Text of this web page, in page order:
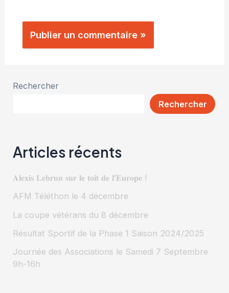
Rechercher
Rechercher
Articles récents
𝐀𝐥𝐞𝐱𝐢𝐬 𝐋𝐞𝐛𝐫𝐮𝐧 𝐬𝐮𝐫 𝐥𝐞 𝐭𝐨𝐢𝐭 𝐝𝐞 𝐥’𝐄𝐮𝐫𝐨𝐩𝐞 !
AFM Téléthon le 4 décembre
La coupe vétérans du 8 décembre
Résultat Sportif de la Phase 1 Saison 2024/2025
Journée des Associations le Samedi 7 Septembre
9h-16h